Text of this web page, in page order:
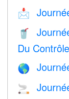
📩
🥤
Du
🌎
🚬